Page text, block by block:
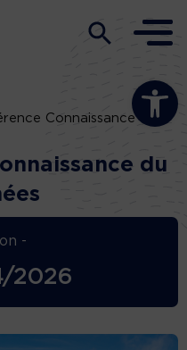
Ouvrir la
Connaissance du
du
-
2026